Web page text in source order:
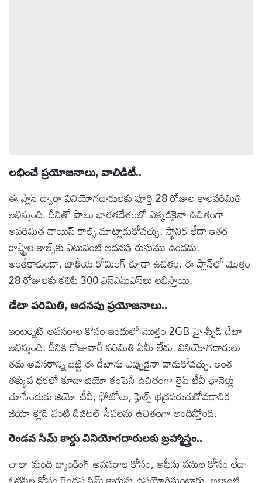
ప్రెస్
రిలీజ్
లభించే ప్రయోజనాలు, వాలిడిటీ..
ఈ ప్లాన్ ద్వారా వినియోగదారులకు పూర్తి 28 రోజుల కాలపరిమితి
లభిస్తుంది. దీనితో పాటు భారతదేశంలో ఎక్కడికైనా ఉచితంగా
అపరిమిత వాయిస్ కాల్స్ మాట్లాడుకోవచ్చు. స్థానిక లేదా ఇతర
రాష్ట్రాల కాల్స్‌కు ఎటువంటి అదనపు రుసుము ఉండదు.
అంతేకాకుండా, జాతీయ రోమింగ్ కూడా ఉచితం. ఈ ప్లాన్‌లో మొత్తం
28 రోజులకు కలిపి 300 ఎస్ఎమ్ఎస్‌లు లభిస్తాయి.
డేటా పరిమితి, అదనపు ప్రయోజనాలు..
ఇంటర్నెట్ అవసరాల కోసం ఇందులో మొత్తం 2GB హై-స్పీడ్ డేటా
లభిస్తుంది. దీనికి రోజువారీ పరిమితి ఏమీ లేదు. వినియోగదారులు
తమ అవసరాన్ని బట్టి ఈ డేటాను ఎప్పుడైనా వాడుకోవచ్చు. ఇంత
తక్కువ ధరలో కూడా జియో కంపెనీ ఉచితంగా లైవ్ టీవీ ఛానెళ్లు
చూసేందుకు జియో టీవీ, ఫోటోలు, ఫైల్స్ భద్రపరుచుకోవడానికి
జియో క్లౌడ్ వంటి డిజిటల్ సేవలను ఉచితంగా అందిస్తోంది.
రెండవ సిమ్ కార్డు వినియోగదారులకు బ్రహ్మాస్త్రం..
చాలా మంది బ్యాంకింగ్ అవసరాల కోసం, ఆఫీసు పనుల కోసం లేదా